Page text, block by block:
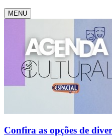
MENU
Confira as opções de